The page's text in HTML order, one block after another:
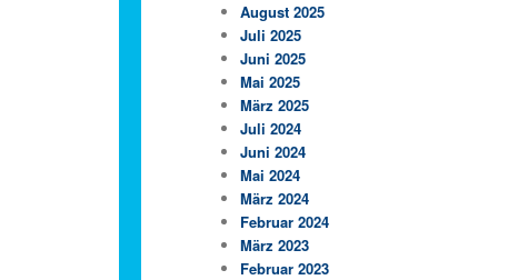
August 2025
Juli 2025
Juni 2025
Mai 2025
März 2025
Juli 2024
Juni 2024
Mai 2024
März 2024
Februar 2024
März 2023
Februar 2023